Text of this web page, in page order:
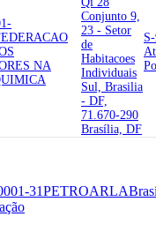
NA
Conjunto 9,
23 - Setor
de
Habitacoes
Individuais
Sul, Brasilia
- DF,
71.670-290
Brasília, DF
31PETROARLA